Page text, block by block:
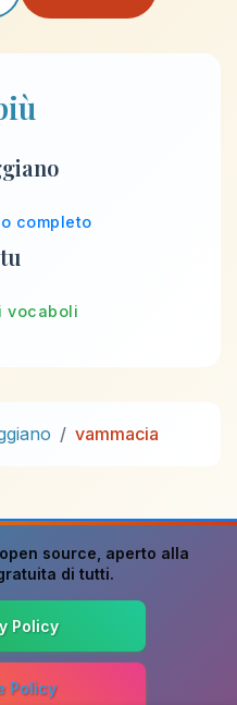
completo
vocaboli
vammacia
open source , aperto alla
di tutti.
Policy
Policy